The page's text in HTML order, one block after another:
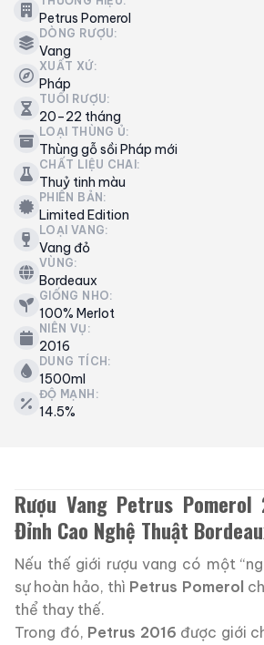
Petrus Pomerol
DÒNG RƯỢU:
Vang
XUẤT XỨ:
Pháp
TUỔI RƯỢU:
20–22 tháng
LOẠI THÙNG Ủ:
Thùng gỗ sồi Pháp mới
CHẤT LIỆU CHAI:
Thuỷ tinh màu
PHIÊN BẢN:
Limited Edition
LOẠI VANG:
Vang đỏ
VÙNG:
Bordeaux
GIỐNG NHO:
100% Merlot
NIÊN VỤ:
2016
DUNG TÍCH:
1500ml
ĐỘ MẠNH:
14.5%
Rượu Vang Petrus
Đỉnh Cao Nghệ Thuật
Nếu thế giới rượu vang có một
sự hoàn hảo, thì Petrus Pomerol
thể thay thế.
Trong đó, Petrus 2016 được giới